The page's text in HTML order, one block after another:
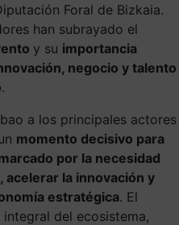
Foral de Bizkaia.
han subrayado el
y su importancia
negocio y talento
.
a los principales actores
momento decisivo para
por la necesidad
la innovación y
estratégica. El
del ecosistema,